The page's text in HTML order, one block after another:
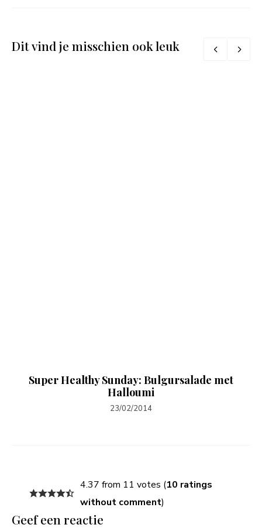
Dit vind je misschien ook leuk
Super Healthy Sunday: Bulgursalade met
Halloumi
23/02/2014
4.37 from 11 votes (10 ratings
without comment)
Geef een reactie